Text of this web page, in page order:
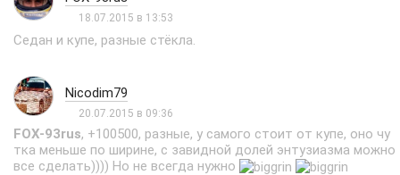
18.07.2015 в 13:53
Седан и купе, разные стёкла.
Nicodim79
20.07.2015 в 09:36
FOX-93rus, +100500, разные, у самого стоит от купе, оно чу
тка меньше по ширине, с завидной долей энтузиазма можно
все сделать)))) Но не всегда нужно